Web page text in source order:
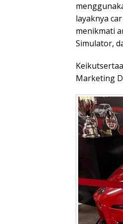
layaknya
menikmati
Simulator,
Marketing